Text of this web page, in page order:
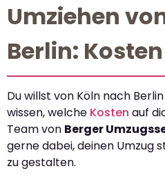
Umziehen
Berlin: Kosten
Du willst von Köln nach
wissen, welche Kosten auf
Team von Berger
gerne dabei, deinen Umzug
zu gestalten.